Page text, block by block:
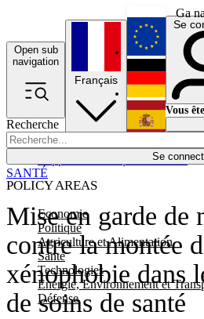
Ga
Open sub
navigation
Recherche
Se
POLICY AREAS
Economie
Politique
Agriculture et Alimentation
Santé
Technologies
Energie, Environnement et
Défense
Économie
Français
English
Deutsch
Español
Se
Vous
Mise en garde de
contre la montée
xénophobie dans
de soins de santé
SANTÉ